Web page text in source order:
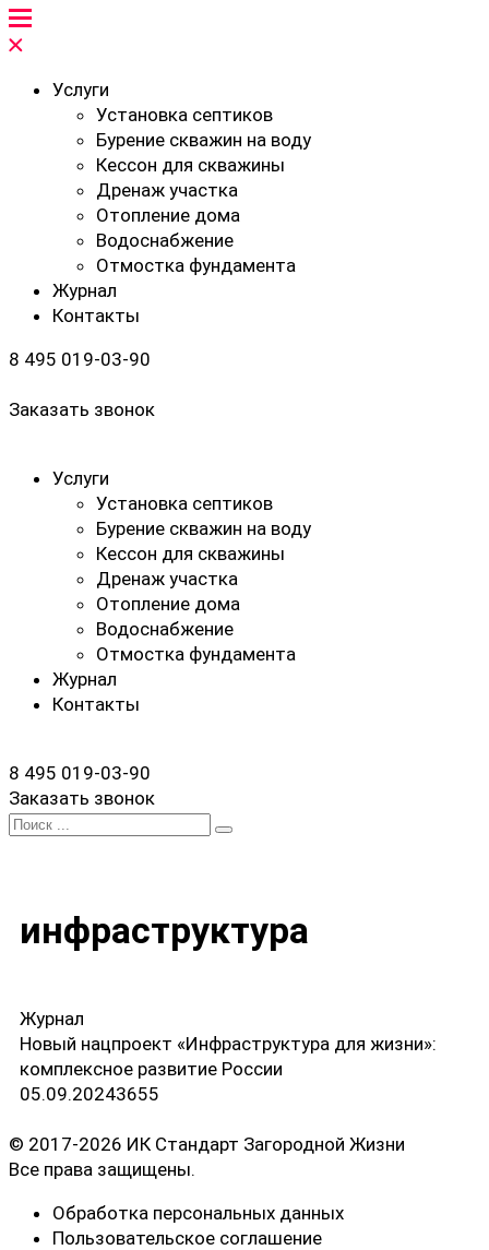
Услуги
Установка септиков
Бурение скважин на воду
Кессон для скважины
Дренаж участка
Отопление дома
Водоснабжение
Отмостка фундамента
Журнал
Контакты
8 495 019-03-90
Заказать звонок
Услуги
Установка септиков
Бурение скважин на воду
Кессон для скважины
Дренаж участка
Отопление дома
Водоснабжение
Отмостка фундамента
Журнал
Контакты
8 495 019-03-90
Заказать звонок
Search
инфраструктура
Журнал
Новый нацпроект «Инфраструктура для жизни»:
комплексное развитие России
05.09.20243655
© 2017-2026 ИК Стандарт Загородной Жизни
Все права защищены.
Обработка персональных данных
Пользовательское соглашение